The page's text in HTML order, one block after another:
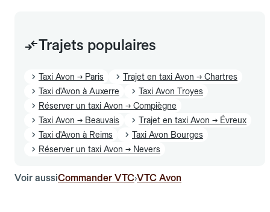
Trajets populaires
Taxi Avon → Paris
Trajet en taxi Avon → Chartres
Taxi d'Avon à Auxerre
Taxi Avon Troyes
Réserver un taxi Avon → Compiègne
Taxi Avon → Beauvais
Trajet en taxi Avon → Évreux
Taxi d'Avon à Reims
Taxi Avon Bourges
Réserver un taxi Avon → Nevers
Voir aussiCommander VTC›VTC Avon